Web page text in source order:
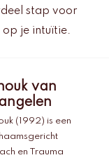
stap voor
je intuïtie.
van
(1992) is een
en Trauma